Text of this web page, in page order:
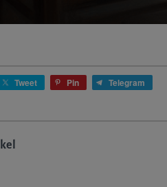
Tweet Pin
Telegram